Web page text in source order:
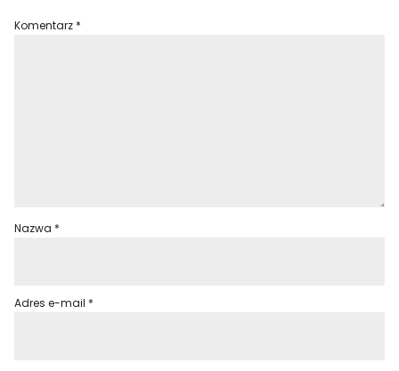
Komentarz *
Nazwa *
Adres e-mail *